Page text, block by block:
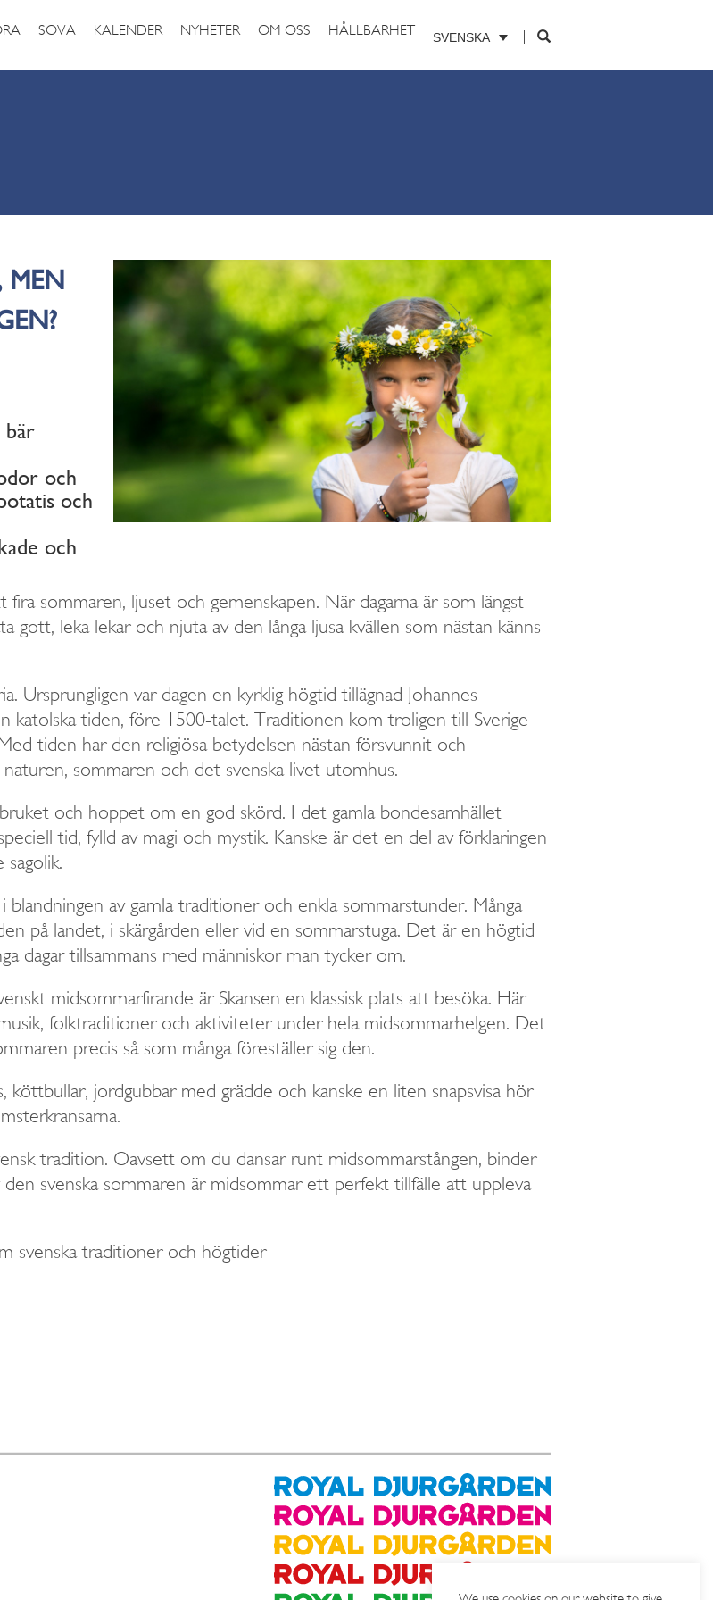
SOVA KALENDER NYHETER OM OSS HÅLLBARHET SVENSKA
MEN
bär
och
och
och
sommaren, ljuset och gemenskapen. När dagarna är som längst
gott, leka lekar och njuta av den långa ljusa kvällen som nästan känns
Ursprungligen var dagen en kyrklig högtid tillägnad Johannes
katolska tiden, före 1500-talet. Traditionen kom troligen till Sverige
tiden har den religiösa betydelsen nästan försvunnit och
sommaren och det svenska livet utomhus.
och hoppet om en god skörd. I det gamla bondesamhället
tid, fylld av magi och mystik. Kanske är det en del av förklaringen
av gamla traditioner och enkla sommarstunder. Många
på landet, i skärgården eller vid en sommarstuga. Det är en högtid
dagar tillsammans med människor man tycker om.
midsommarfirande är Skansen en klassisk plats att besöka. Här
folktraditioner och aktiviteter under hela midsommarhelgen. Det
precis så som många föreställer sig den.
köttbullar, jordgubbar med grädde och kanske en liten snapsvisa hör
tradition. Oavsett om du dansar runt midsommarstången, binder
svenska sommaren är midsommar ett perfekt tillfälle att uppleva
svenska traditioner och högtider